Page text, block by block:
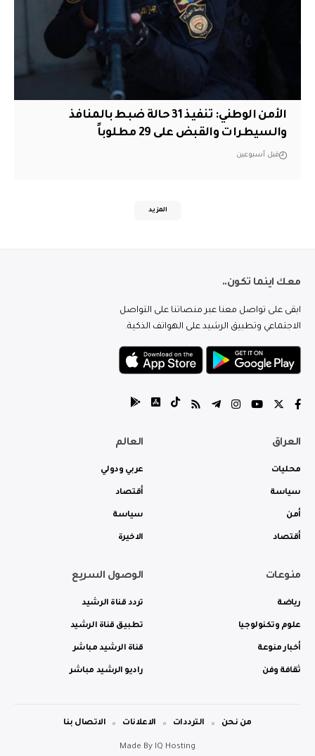
الأمن الوطني: تنفيذ 31 حالة ضبط بالمنافذ
والسيطرات والقبض على 29 مطلوباً
قبل أسبوعين
المزيد
معك اينما تكون..
ابقى على تواصل معنا عبر منصاتنا على التواصل
الاجتماعي وتطبيق الرشيد على الهواتف الذكية.
العراق
محليات
سياسة
أمن
أقتصاد
العالم
عربي ودولي
أقتصاد
سياسة
الاخيرة
منوعات
رياضة
علوم وتكنولوجيا
أخبار منوعة
ثقافة وفن
الوصول السريع
تردد قناة الرشيد
تطبيق قناة الرشيد
قناة الرشيد مباشر
راديو الرشيد مباشر
Made By IQ Hosting
من نحن الترددات الاعلانات الاتصال بنا